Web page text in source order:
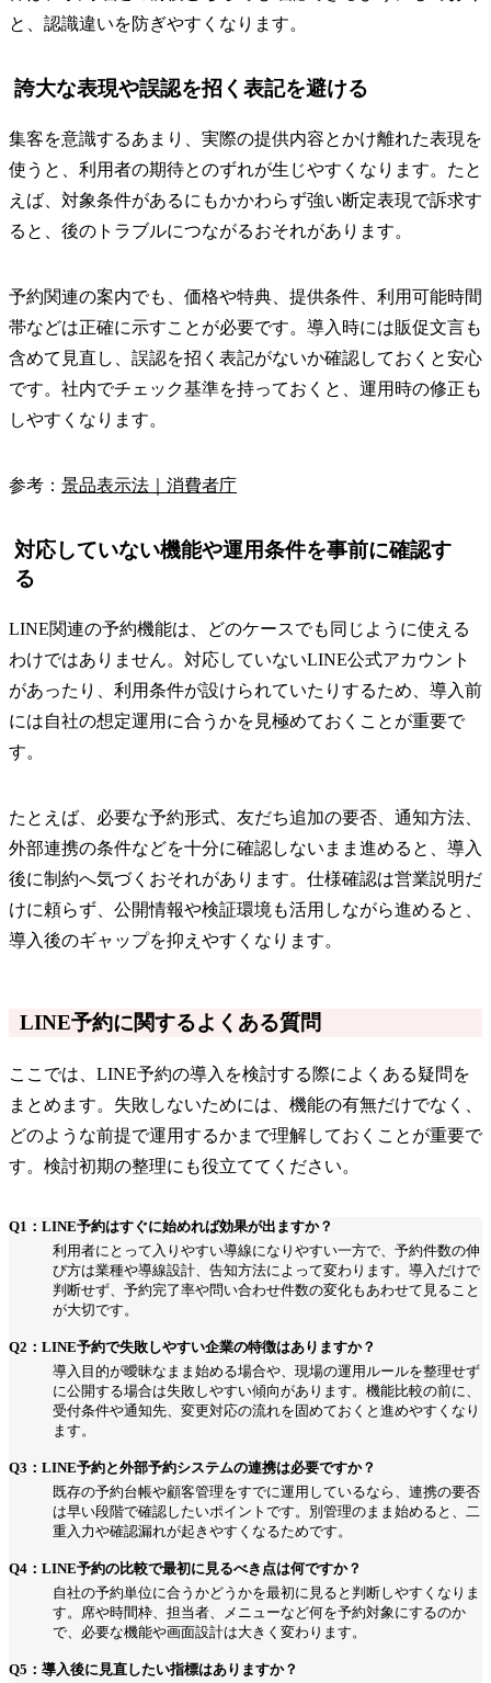
と、認識違いを防ぎやすくなります。
誇大な表現や誤認を招く表記を避ける
集客を意識するあまり、実際の提供内容とかけ離れた表現を
使うと、利用者の期待とのずれが生じやすくなります。たと
えば、対象条件があるにもかかわらず強い断定表現で訴求す
ると、後のトラブルにつながるおそれがあります。
予約関連の案内でも、価格や特典、提供条件、利用可能時間
帯などは正確に示すことが必要です。導入時には販促文言も
含めて見直し、誤認を招く表記がないか確認しておくと安心
です。社内でチェック基準を持っておくと、運用時の修正も
しやすくなります。
参考： 景品表示法｜消費者庁
対応していない機能や運用条件を事前に確認す
る
LINE関連の予約機能は、どのケースでも同じように使える
わけではありません。対応していないLINE公式アカウント
があったり、利用条件が設けられていたりするため、導入前
には自社の想定運用に合うかを見極めておくことが重要で
す。
たとえば、必要な予約形式、友だち追加の要否、通知方法、
外部連携の条件などを十分に確認しないまま進めると、導入
後に制約へ気づくおそれがあります。仕様確認は営業説明だ
けに頼らず、公開情報や検証環境も活用しながら進めると、
導入後のギャップを抑えやすくなります。
LINE予約に関するよくある質問
ここでは、LINE予約の導入を検討する際によくある疑問を
まとめます。失敗しないためには、機能の有無だけでなく、
どのような前提で運用するかまで理解しておくことが重要で
す。検討初期の整理にも役立ててください。
Q1：LINE予約はすぐに始めれば効果が出ますか？
利用者にとって入りやすい導線になりやすい一方で、予約件数の伸
び方は業種や導線設計、告知方法によって変わります。導入だけで
判断せず、予約完了率や問い合わせ件数の変化もあわせて見ること
が大切です。
Q2：LINE予約で失敗しやすい企業の特徴はありますか？
導入目的が曖昧なまま始める場合や、現場の運用ルールを整理せず
に公開する場合は失敗しやすい傾向があります。機能比較の前に、
受付条件や通知先、変更対応の流れを固めておくと進めやすくなり
ます。
Q3：LINE予約と外部予約システムの連携は必要ですか？
既存の予約台帳や顧客管理をすでに運用しているなら、連携の要否
は早い段階で確認したいポイントです。別管理のまま始めると、二
重入力や確認漏れが起きやすくなるためです。
Q4：LINE予約の比較で最初に見るべき点は何ですか？
自社の予約単位に合うかどうかを最初に見ると判断しやすくなりま
す。席や時間枠、担当者、メニューなど何を予約対象にするのか
で、必要な機能や画面設計は大きく変わります。
Q5：導入後に見直したい指標はありますか？